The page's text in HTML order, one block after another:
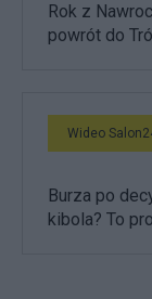
Rok z
powrót do
Wideo
Burza po
kibola? To